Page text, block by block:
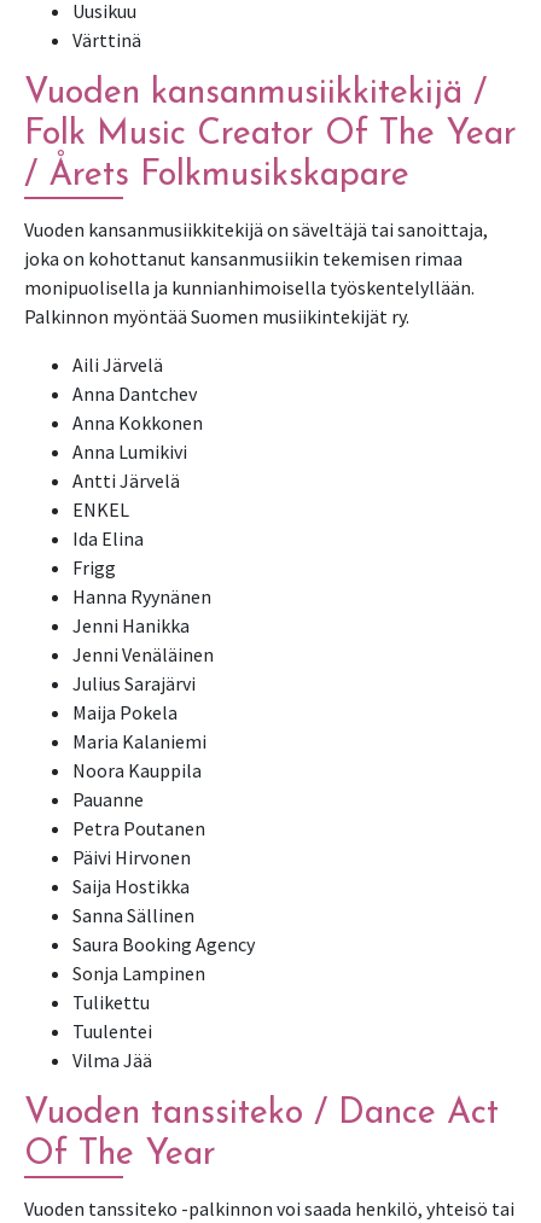
Uusikuu
Värttinä
Vuoden kansanmusiikkitekijä /
Folk Music Creator Of The Year
/ Årets Folkmusikskapare
Vuoden kansanmusiikkitekijä on säveltäjä tai sanoittaja,
joka on kohottanut kansanmusiikin tekemisen rimaa
monipuolisella ja kunnianhimoisella työskentelyllään.
Palkinnon myöntää Suomen musiikintekijät ry.
Aili Järvelä
Anna Dantchev
Anna Kokkonen
Anna Lumikivi
Antti Järvelä
ENKEL
Ida Elina
Frigg
Hanna Ryynänen
Jenni Hanikka
Jenni Venäläinen
Julius Sarajärvi
Maija Pokela
Maria Kalaniemi
Noora Kauppila
Pauanne
Petra Poutanen
Päivi Hirvonen
Saija Hostikka
Sanna Sällinen
Saura Booking Agency
Sonja Lampinen
Tulikettu
Tuulentei
Vilma Jää
Vuoden tanssiteko / Dance Act
Of The Year
Vuoden tanssiteko -palkinnon voi saada henkilö, yhteisö tai